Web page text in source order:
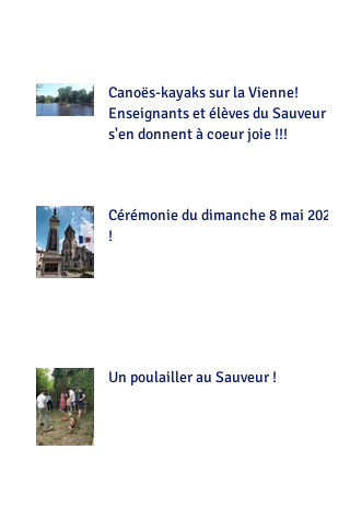
Canoës-kayaks sur la Vienne!
Enseignants et élèves du Sauveur
s'en donnent à coeur joie !!!
Cérémonie du dimanche 8 mai 2022
!
Un poulailler au Sauveur !